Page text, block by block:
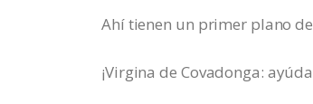
Ahí tienen un primer plano
¡Virgina de Covadonga: